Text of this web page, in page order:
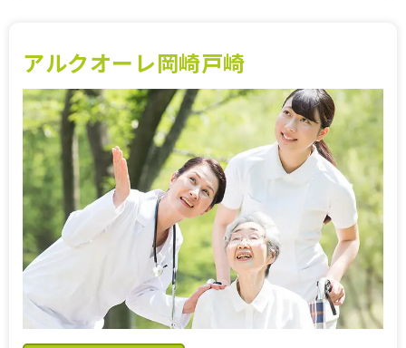
アルクオーレ岡崎戸崎